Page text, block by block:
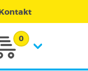
Kontakt
0